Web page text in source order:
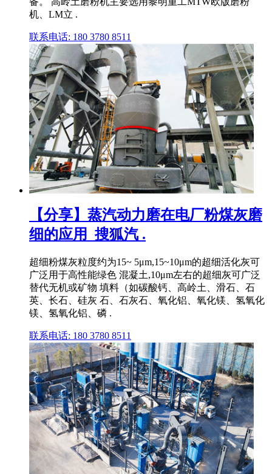
机、LM立 .
联系电话: 180 3780 8511
【分享】蒸汽动力磨在电厂粉煤灰磨
细的应用_搜狐汽 .
超细粉煤灰粒度约为15~ 5μm,15~10μm的超细活化灰可
广泛用于高性能绿色 混凝土,10μm左右的超细灰可广泛
替代无机或矿物 填料（如碳酸钙、高岭土、滑石、石
英、长石、硅灰 石、石灰石、氧化铝、氧化镁、氢氧化
镁、氢氧化铝、磷 .
联系电话: 180 3780 8511